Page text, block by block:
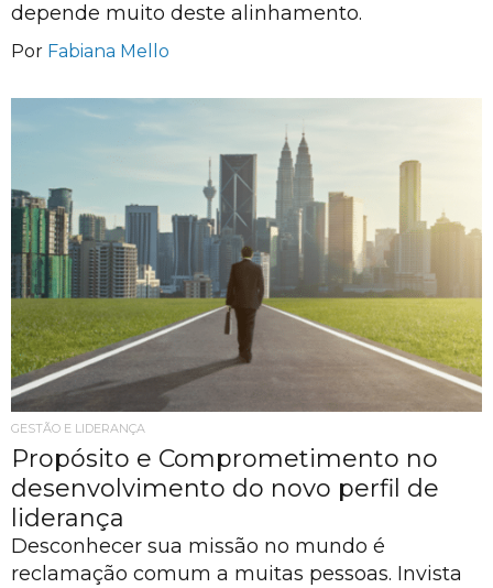
depende muito deste alinhamento.
Por Fabiana Mello
GESTÃO E LIDERANÇA
Propósito e Comprometimento no
desenvolvimento do novo perfil de
liderança
Desconhecer sua missão no mundo é
reclamação comum a muitas pessoas. Invista